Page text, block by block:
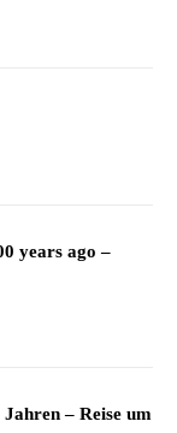
years ago –
– Reise um